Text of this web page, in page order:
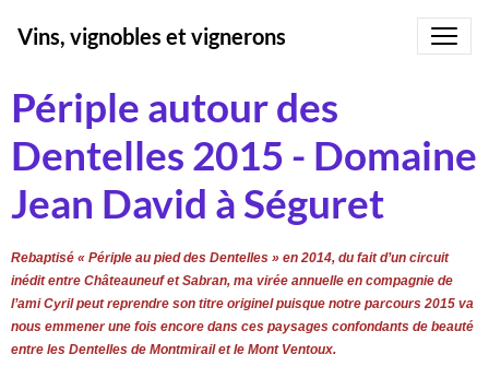
Vins, vignobles et vignerons
Périple autour des
Dentelles 2015 - Domaine
Jean David à Séguret
Rebaptisé « Périple au pied des Dentelles » en 2014, du fait d’un circuit
inédit entre Châteauneuf et Sabran, ma virée annuelle en compagnie de
l’ami Cyril peut reprendre son titre originel puisque notre parcours 2015 va
nous emmener une fois encore dans ces paysages confondants de beauté
entre les Dentelles de Montmirail et le Mont Ventoux.